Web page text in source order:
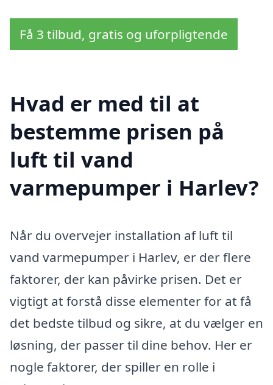
Få 3 tilbud, gratis og uforpligtende
Hvad er med til at
bestemme prisen på
luft til vand
varmepumper i Harlev?
Når du overvejer installation af luft til
vand varmepumper i Harlev, er der flere
faktorer, der kan påvirke prisen. Det er
vigtigt at forstå disse elementer for at få
det bedste tilbud og sikre, at du vælger en
løsning, der passer til dine behov. Her er
nogle faktorer, der spiller en rolle i